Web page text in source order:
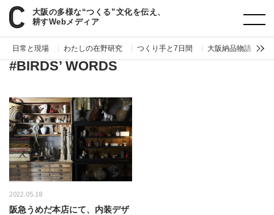
大阪の多様な“つくる”文化を伝え、
耕すWebメディア
日常と現場 わたしの在野研究 つくり手と7日間 大阪納品物語
paperC タグ BIRDS’ WORDS
#BIRDS’ WORDS
2022.05.18
阪急うめだ本店にて、内装デザ